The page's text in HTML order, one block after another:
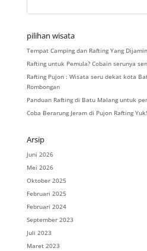
pilihan wisata
Tempat Camping dan Rafting Yang
Rafting untuk Pemula? Cobain serunya
Rafting Pujon : Wisata seru dekat kota
Rombongan
Panduan Rafting di Batu Malang untuk
Coba Berarung Jeram di Pujon Rafting Yuk!
Arsip
Juni 2026
Mei 2026
Oktober 2025
Februari 2025
Februari 2024
September 2023
Juli 2023
Maret 2023